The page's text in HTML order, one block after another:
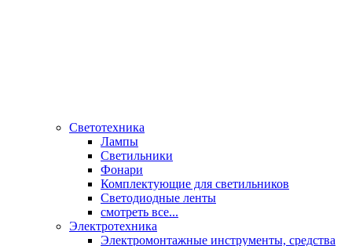
Светотехника
Лампы
Светильники
Фонари
Комплектующие для светильников
Светодиодные ленты
смотреть все...
Электротехника
Электромонтажные инструменты, средства